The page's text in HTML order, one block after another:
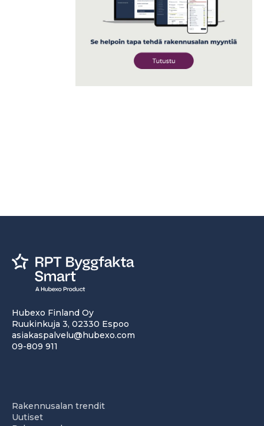
Hubexo Finland Oy
Ruukinkuja 3, 02330 Espoo
asiakaspalvelu@hubexo.com
09-809 911
Rakennusalan trendit
Uutiset